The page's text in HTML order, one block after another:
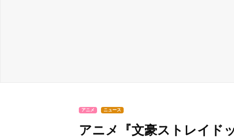
アニメ ニュース
アニメ『文豪ストレイド